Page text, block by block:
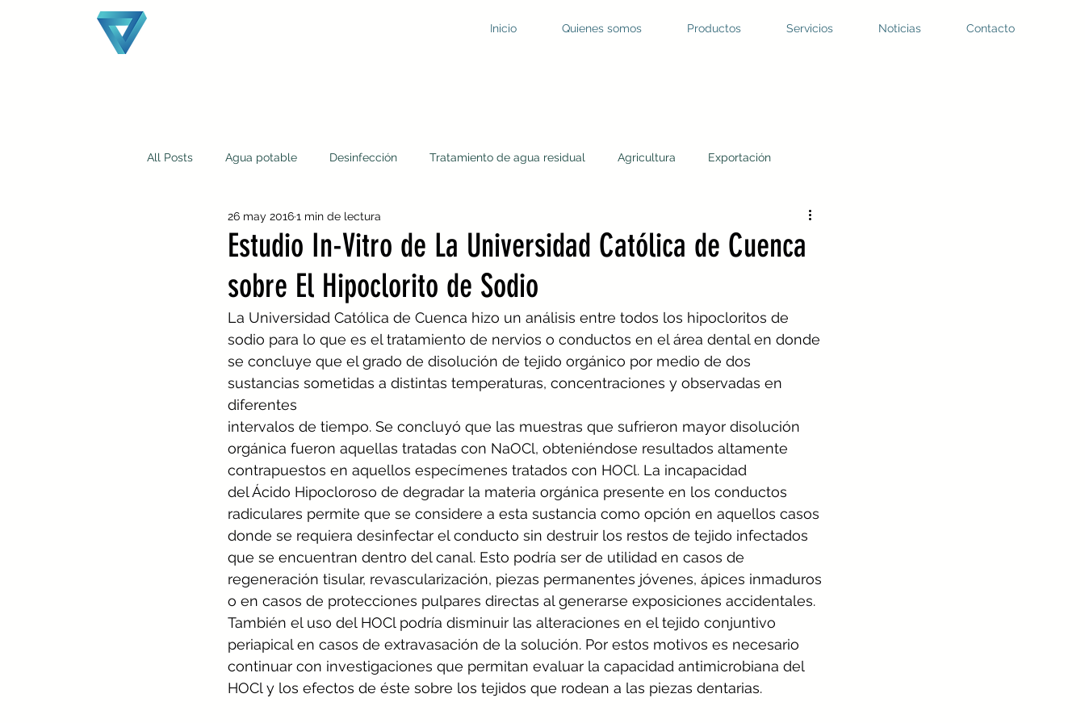
Inicio Quienes somos Productos Servicios Noticias Contacto
All Posts Agua potable Desinfección Tratamiento de agua residual Agricultura Exportación
¿Quiénes somos? Laguna oxidación
Estudio In-Vitro de La Universidad Católica de Cuenca
sobre El Hipoclorito de Sodio
26 may 20161 min de lectura
La Universidad Católica de Cuenca hizo un análisis entre todos los hipocloritos de
sodio para lo que es el tratamiento de nervios o conductos en el área dental en donde
se concluye que el grado de disolución de tejido orgánico por medio de dos
sustancias sometidas a distintas temperaturas, concentraciones y observadas en
diferentes
intervalos de tiempo. Se concluyó que las muestras que sufrieron mayor disolución
orgánica fueron aquellas tratadas con NaOCl, obteniéndose resultados altamente
contrapuestos en aquellos especímenes tratados con HOCl. La incapacidad
del Ácido Hipocloroso de degradar la materia orgánica presente en los conductos
radiculares permite que se considere a esta sustancia como opción en aquellos casos
donde se requiera desinfectar el conducto sin destruir los restos de tejido infectados
que se encuentran dentro del canal. Esto podría ser de utilidad en casos de
regeneración tisular, revascularización, piezas permanentes jóvenes, ápices inmaduros
o en casos de protecciones pulpares directas al generarse exposiciones accidentales.
También el uso del HOCl podría disminuir las alteraciones en el tejido conjuntivo
periapical en casos de extravasación de la solución. Por estos motivos es necesario
continuar con investigaciones que permitan evaluar la capacidad antimicrobiana del
HOCl y los efectos de éste sobre los tejidos que rodean a las piezas dentarias.